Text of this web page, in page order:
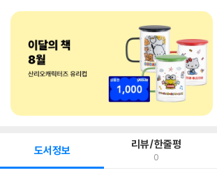
도서정보 리뷰/한줄평
0